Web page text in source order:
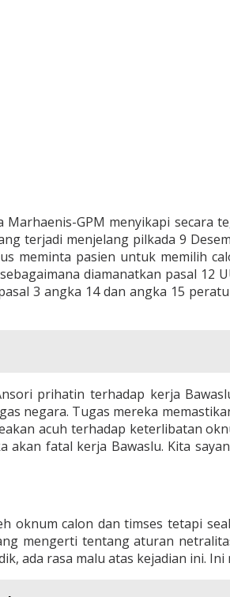
Marhaenis-GPM menyikapi
terjadi menjelang pilkada 9
meminta pasien untuk memilih
diamanatkan pasal
3 angka 14 dan angka 15
prihatin terhadap kerja
negara. Tugas mereka
acuh terhadap keterlibatan
fatal kerja Bawaslu. Kita
oknum calon dan timses tetapi
mengerti tentang aturan
ada rasa malu atas kejadian ini.